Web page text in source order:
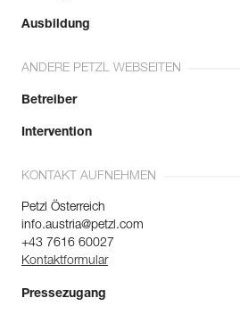
Ausbildung
ANDERE PETZL WEBSEITEN
Betreiber
Intervention
KONTAKT AUFNEHMEN
Petzl Österreich
info.austria@petzl.com
+43 7616 60027
Kontaktformular
Pressezugang